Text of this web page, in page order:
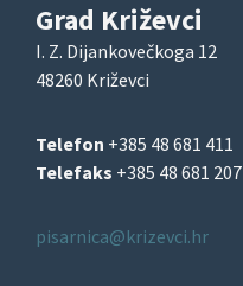
Grad Križevci
I. Z. Dijankovečkoga 12
48260 Križevci
Telefon +385 48 681 411
Telefaks +385 48 681 207
pisarnica@krizevci.hr